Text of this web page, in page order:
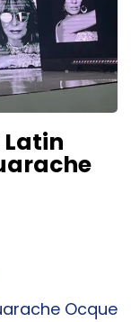
Ocque